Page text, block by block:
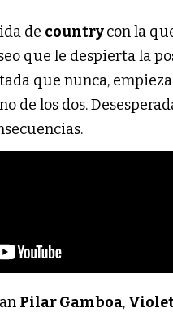
de countrycon la
que le despierta la
que nunca,
de los dos.
Pilar Gamboa,